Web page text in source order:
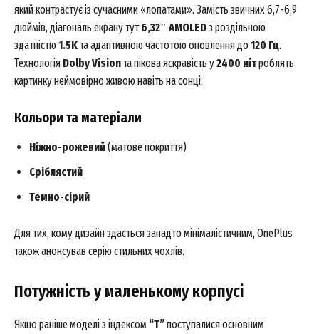
який контрастує із сучасними «лопатами». Замість звичних 6,7-6,9
дюймів, діагональ екрану тут6,32″ AMOLEDз роздільною
здатністю1.5Kта адаптивною частотою оновлення до120 Гц.
Технологія Dolby Visionта пікова яскравість у2400 нітроблять
картинку неймовірно живою навіть на сонці.
Кольори та матеріали
Ніжно-рожевий(матове покриття)
Сріблястий
Темно-сірий
Для тих, кому дизайн здається занадто мінімалістичним, OnePlus
також анонсував серію стильних чохлів.
Потужність у маленькому корпусі
Якщо раніше моделі з індексом “T”поступалися основним